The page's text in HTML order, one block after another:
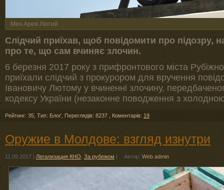
Меч Арея Лютий
Слідчий приїхав, щоб повідомити про підозру,
про те, що сам вчиняє злочин.
6 березня 2017 року з прифронтового міста
приїхали слідчий з прокурором для вручення
Івановичу Лютому у вчиненні злочину,
кодексу України (незаконне поводження з
Рейтинг: 35, Тип: Блоґ Переглядів: 8237 Коментарів: 19
Оружие в Молдове: взгляд изнутри
11.09.2017 | Легализация КНО За рубежом | Автор: Web admin